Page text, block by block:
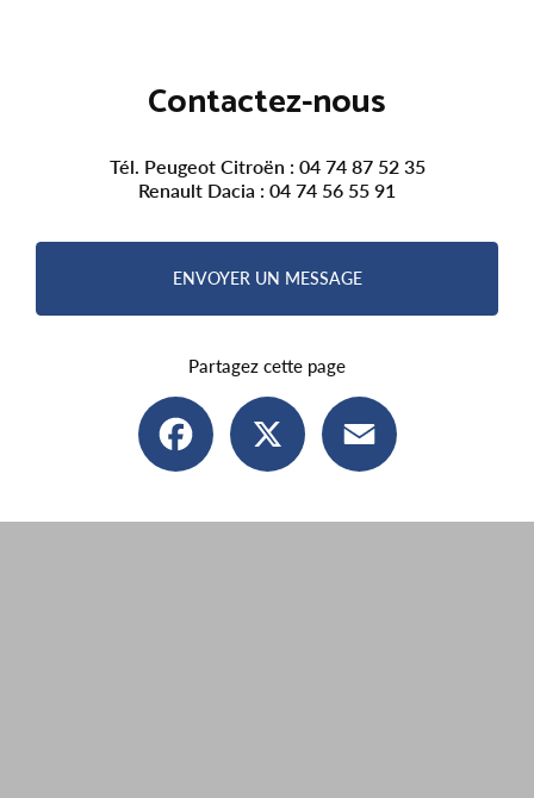
Contactez-nous
Tél. Peugeot Citroën : 04 74 87 52 35
Renault Dacia : 04 74 56 55 91
ENVOYER UN MESSAGE
Partagez cette page
Facebook